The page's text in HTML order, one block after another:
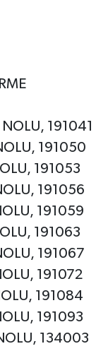
191041
191050
191053
191056
191059
191063
191067
191072
191084
191093
134003